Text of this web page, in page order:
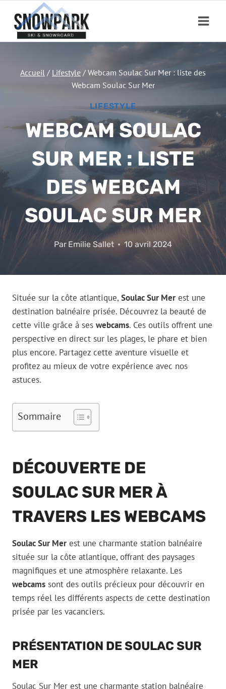
contenu
Accueil / Lifestyle / Webcam Soulac Sur Mer : liste des
Webcam Soulac Sur Mer
LIFESTYLE
WEBCAM SOULAC
SUR MER : LISTE
DES WEBCAM
SOULAC SUR MER
Par Emilie Sallet 10 avril 2024
Située sur la côte atlantique, Soulac Sur Mer est une
destination balnéaire prisée. Découvrez la beauté de
cette ville grâce à ses webcams. Ces outils offrent une
perspective en direct sur les plages, le phare et bien
plus encore. Partagez cette aventure visuelle et
profitez au mieux de votre expérience avec nos
astuces.
Sommaire
DÉCOUVERTE DE
SOULAC SUR MER À
TRAVERS LES WEBCAMS
Soulac Sur Mer est une charmante station balnéaire
située sur la côte atlantique, offrant des paysages
magnifiques et une atmosphère relaxante. Les
webcams sont des outils précieux pour découvrir en
temps réel les différents aspects de cette destination
prisée par les vacanciers.
PRÉSENTATION DE SOULAC SUR
MER
Soulac Sur Mer est une charmante station balnéaire